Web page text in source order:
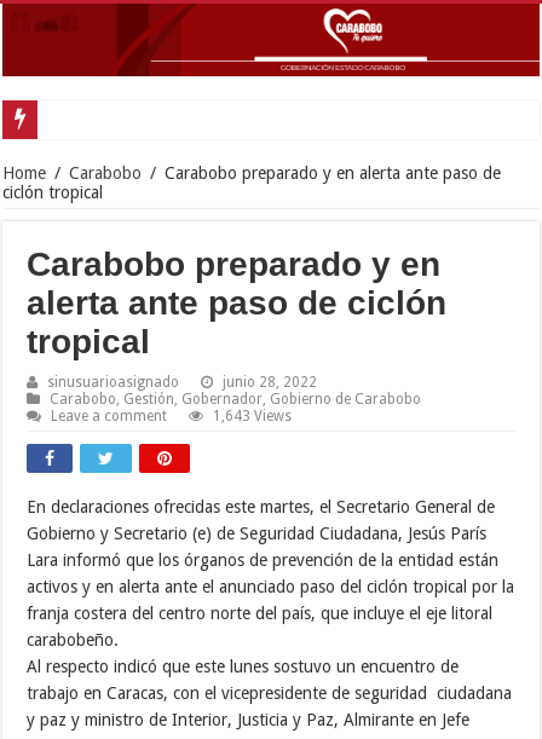
Home / Carabobo / Carabobo preparado y en alerta ante paso de
ciclón tropical
Carabobo preparado y en
alerta ante paso de ciclón
tropical
sinusuarioasignado
junio 28, 2022
Carabobo Gestión Gobernador Gobierno de Carabobo
Leave a comment
1,643 Views
En declaraciones ofrecidas este martes, el Secretario General de
Gobierno y Secretario (e) de Seguridad Ciudadana, Jesús París
Lara informó que los órganos de prevención de la entidad están
activos y en alerta ante el anunciado paso del ciclón tropical por la
franja costera del centro norte del país, que incluye el eje litoral
carabobeño.
Al respecto indicó que este lunes sostuvo un encuentro de
trabajo en Caracas, con el vicepresidente de seguridad ciudadana
y paz y ministro de Interior, Justicia y Paz, Almirante en Jefe